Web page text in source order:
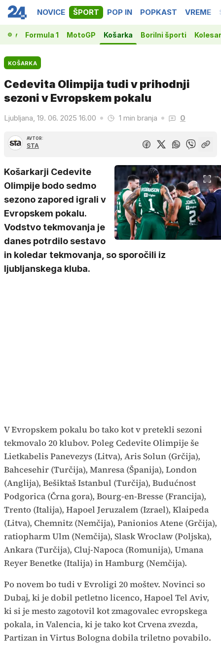
NOVICE ŠPORT POP IN POPKAST VREME
Formula 1 MotoGP Košarka Borilni športi
KOŠARKA
Cedevita Olimpija tudi v prihodnji
sezoni v Evropskem pokalu
Ljubljana, 19. 06. 2025 16.00 1 min branja 0
AVTOR:
STA
Košarkarji Cedevite
Olimpije bodo sedmo
sezono zapored igrali v
Evropskem pokalu.
Vodstvo tekmovanja je
danes potrdilo sestavo
in koledar tekmovanja, so sporočili iz
ljubljanskega kluba.
V Evropskem pokalu bo tako kot v pretekli sezoni
tekmovalo 20 klubov. Poleg Cedevite Olimpije še
Lietkabelis Panevezys (Litva), Aris Solun (Grčija),
Bahcesehir (Turčija), Manresa (Španija), London
(Anglija), Bešiktaš Istanbul (Turčija), Budućnost
Podgorica (Črna gora), Bourg-en-Bresse (Francija),
Trento (Italija), Hapoel Jeruzalem (Izrael), Klaipeda
(Litva), Chemnitz (Nemčija), Panionios Atene (Grčija),
ratiopharm Ulm (Nemčija), Slask Wroclaw (Poljska),
Ankara (Turčija), Cluj-Napoca (Romunija), Umana
Reyer Benetke (Italija) in Hamburg (Nemčija).
Po novem bo tudi v Evroligi 20 moštev. Novinci so
Dubaj, ki je dobil petletno licenco, Hapoel Tel Aviv,
ki si je mesto zagotovil kot zmagovalec evropskega
pokala, in Valencia, ki je tako kot Crvena zvezda,
Partizan in Virtus Bologna dobila triletno povabilo.